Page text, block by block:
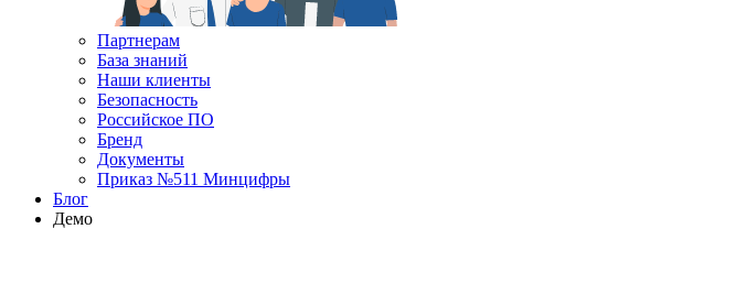
Партнерам
База знаний
Наши клиенты
Безопасность
Российское ПО
Бренд
Документы
Приказ №511 Минцифры
Блог
Демо